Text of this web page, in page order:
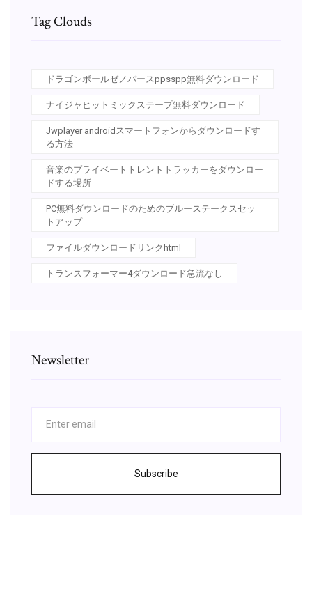
Tag Clouds
ドラゴンボールゼノバースppsspp無料ダウンロード
ナイジャヒットミックステープ無料ダウンロード
Jwplayer androidスマートフォンからダウンロードす
る方法
音楽のプライベートトレントトラッカーをダウンロー
ドする場所
PC無料ダウンロードのためのブルーステークスセッ
トアップ
ファイルダウンロードリンクhtml
トランスフォーマー4ダウンロード急流なし
Newsletter
Subscribe